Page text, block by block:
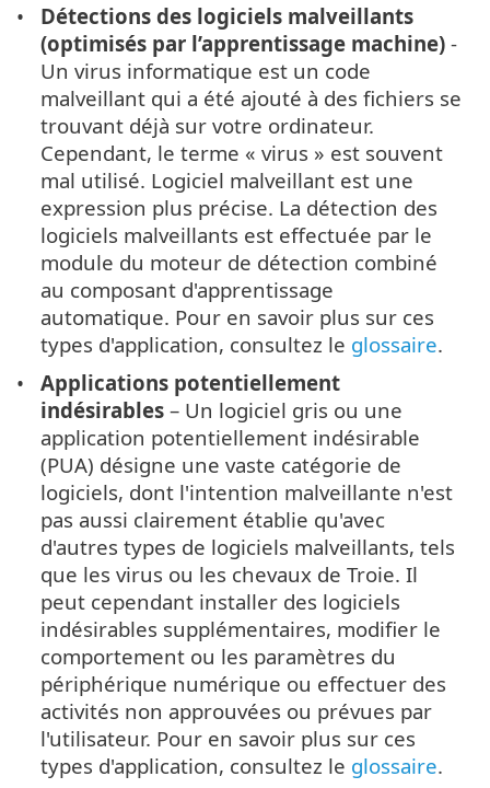
Détections des logiciels malveillants
(optimisés par l’apprentissage machine) -
Un virus informatique est un code
malveillant qui a été ajouté à des fichiers se
trouvant déjà sur votre ordinateur.
Cependant, le terme « virus » est souvent
mal utilisé. Logiciel malveillant est une
expression plus précise. La détection des
logiciels malveillants est effectuée par le
module du moteur de détection combiné
au composant d'apprentissage
automatique. Pour en savoir plus sur ces
types d'application, consultez le glossaire.
Applications potentiellement
indésirables– Un logiciel gris ou une
application potentiellement indésirable
(PUA) désigne une vaste catégorie de
logiciels, dont l'intention malveillante n'est
pas aussi clairement établie qu'avec
d'autres types de logiciels malveillants, tels
que les virus ou les chevaux de Troie. Il
peut cependant installer des logiciels
indésirables supplémentaires, modifier le
comportement ou les paramètres du
périphérique numérique ou effectuer des
activités non approuvées ou prévues par
l'utilisateur. Pour en savoir plus sur ces
types d'application, consultez le glossaire.